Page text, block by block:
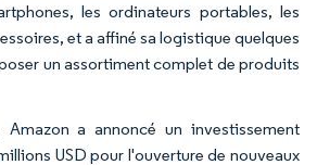
les ordinateurs portables, les
et a affiné sa logistique quelques
un assortiment complet de produits
a annoncé un investissement
USD pour l'ouverture de nouveaux